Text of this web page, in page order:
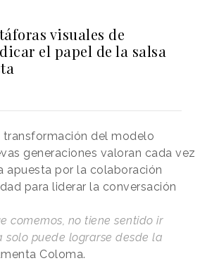
visuales de
el papel de la salsa
transformación del modelo
generaciones valoran cada vez
apuesta por la colaboración
para liderar la conversación
comemos, no tiene sentido ir
solo puede lograrse desde la
Coloma.